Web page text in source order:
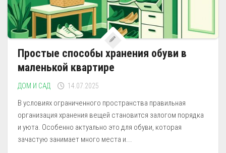
Простые способы хранения обуви в
маленькой квартире
ДОМ И САД 14.07.2025
В условиях ограниченного пространства правильная
организация хранения вещей становится залогом порядка
и уюта. Особенно актуально это для обуви, которая
зачастую занимает много места и...